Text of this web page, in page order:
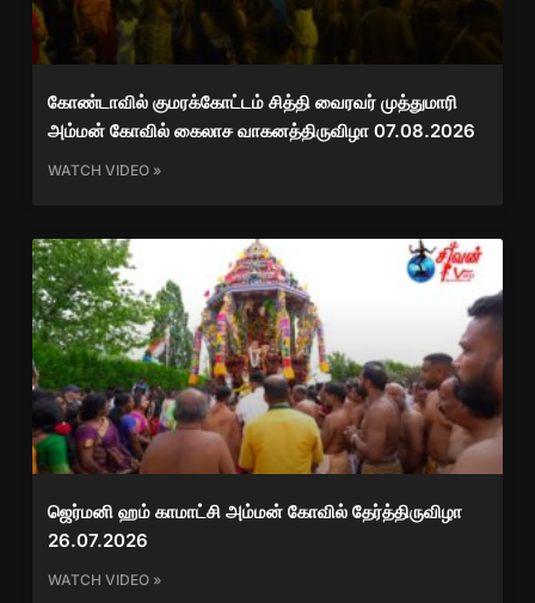
கோண்டாவில் குமரக்கோட்டம் சித்தி வைரவர் முத்துமாரி
அம்மன் கோவில் கைலாச வாகனத்திருவிழா 07.08.2026
WATCH VIDEO »
ஜெர்மனி ஹம் காமாட்சி அம்மன் கோவில் தேர்த்திருவிழா
26.07.2026
WATCH VIDEO »